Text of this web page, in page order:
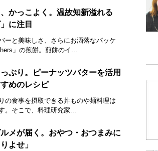
かっこよく。温故知新溢れる
に注目
ーと美味しさ、さらにお洒落なパッケ
」の煎餅。煎餅のイ...
ぷり。ピーナッツバターを活用
めのレシピ
の食事を摂取できる丼ものや麺料理は
。そこで、料理研究家...
メが届く。おやつ・おつまみに
よせ」